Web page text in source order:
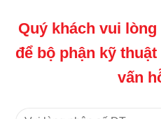
Quý khách vui
để bộ phận kỹ
vấn